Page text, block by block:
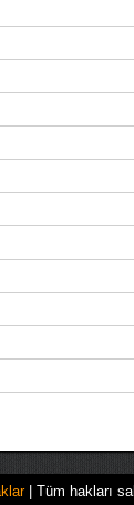
| Tüm hakları